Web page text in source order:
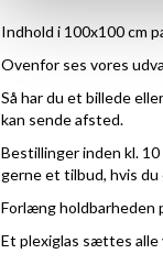
Indhold i 100x100 cm
Ovenfor ses vores
Så har du et billede
kan sende afsted.
Bestillinger inden kl.
gerne et tilbud, hvis
Forlæng holdbarheden
Et plexiglas sættes alle